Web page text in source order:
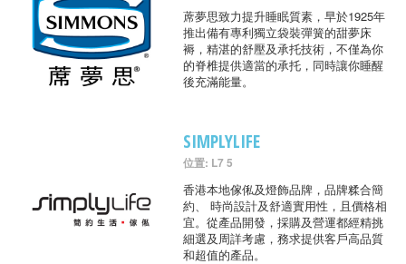
蓆夢思致力提升睡眠質素，早於1925年
推出備有專利獨立袋裝彈簧的甜夢床
褥，精湛的舒壓及承托技術，不僅為你
的脊椎提供適當的承托，同時讓你睡醒
後充滿能量。
SIMPLYLIFE
位置: L7 5
香港本地傢俬及燈飾品牌，品牌糅合簡
約、 時尚設計及舒適實用性，且價格相
宜。從產品開發，採購及營運都經精挑
細選及周詳考慮，務求提供客戶高品質
和超值的產品。